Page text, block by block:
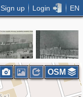
Sign up Login EN
OSM